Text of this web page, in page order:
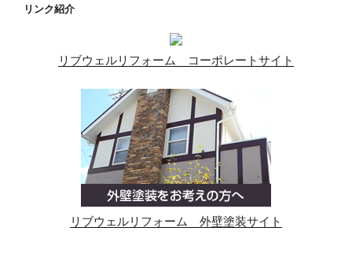
リンク紹介
リブウェルリフォーム コーポレートサイト
リブウェルリフォーム 外壁塗装サイト